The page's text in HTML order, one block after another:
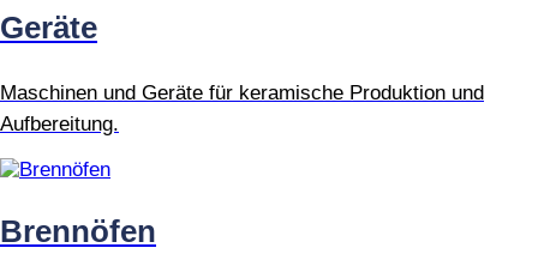
Geräte
Maschinen und Geräte für keramische Produktion und
Aufbereitung.
Brennöfen